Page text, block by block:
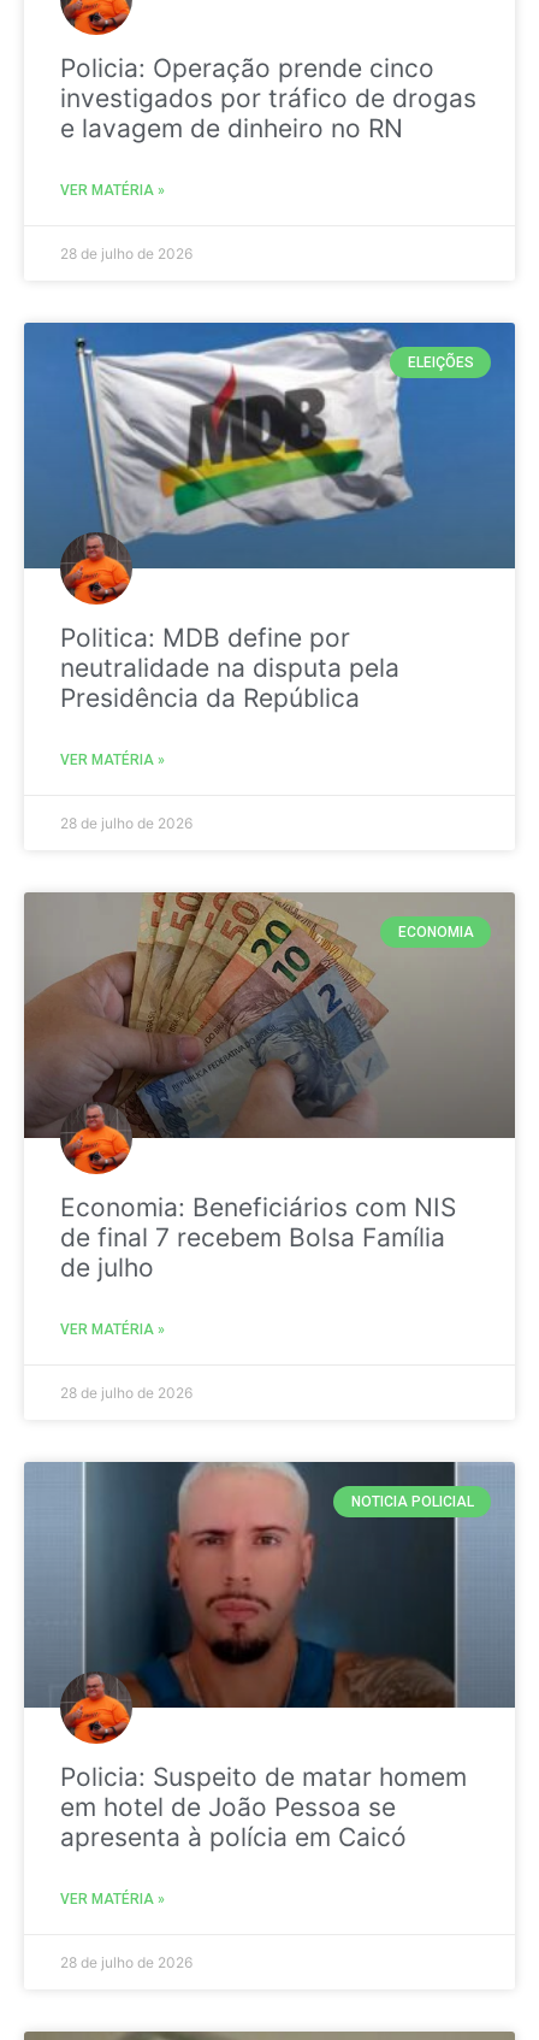
Policia: Operação prende cinco
investigados por tráfico de drogas
e lavagem de dinheiro no RN
VER MATÉRIA »
28 de julho de 2026
ELEIÇÕES
Politica: MDB define por
neutralidade na disputa pela
Presidência da República
VER MATÉRIA »
28 de julho de 2026
ECONOMIA
Economia: Beneficiários com NIS
de final 7 recebem Bolsa Família
de julho
VER MATÉRIA »
28 de julho de 2026
NOTICIA POLICIAL
Policia: Suspeito de matar homem
em hotel de João Pessoa se
apresenta à polícia em Caicó
VER MATÉRIA »
28 de julho de 2026